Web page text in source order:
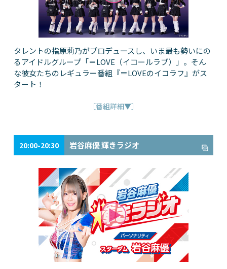
タレントの指原莉乃がプロデュースし、いま最も勢いにの
るアイドルグループ「＝LOVE（イコールラブ）」。そん
な彼女たちのレギュラー番組『＝LOVEのイコラフ』がス
タート！
［番組詳細▼］
20:00-20:30 岩谷麻優 輝きラジオ